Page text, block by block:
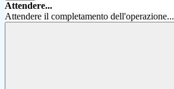
Attendere...
Attendere il completamento dell'operazione...